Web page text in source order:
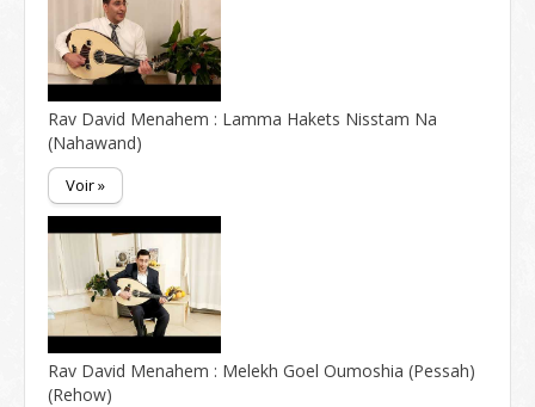
Rav David Menahem : Lamma Hakets Nisstam Na
(Nahawand)
Voir »
Rav David Menahem : Melekh Goel Oumoshia (Pessah)
(Rehow)